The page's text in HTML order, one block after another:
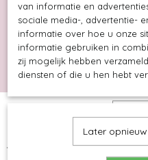
Inloggen Registreren
van informatie en
sociale media-, advertentie-
informatie over hoe u onze
informatie gebruiken in
zij mogelijk hebben
diensten of die u hen hebt
Later